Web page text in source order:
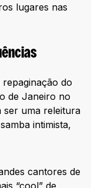
lugares nas
do
de Janeiro no
ser uma releitura
intimista,
cantores de
“cool” de